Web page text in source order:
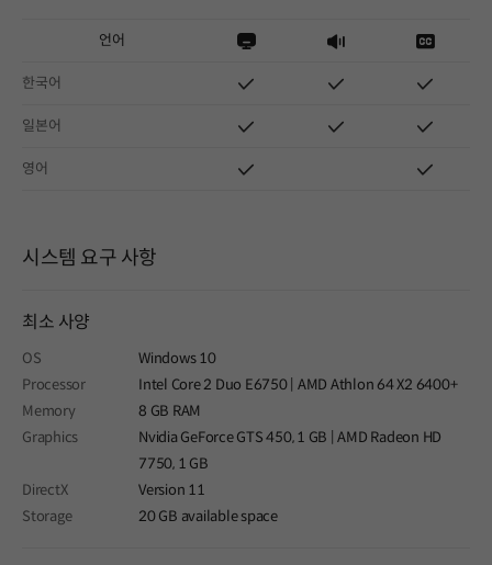
언어
한국어
일본어
영어
시스템 요구 사항
최소 사양
OS
Windows 10
Processor
Intel Core 2 Duo E6750 | AMD Athlon 64 X2 6400+
Memory
8 GB RAM
Graphics
Nvidia GeForce GTS 450, 1 GB | AMD Radeon HD
7750, 1 GB
DirectX
Version 11
Storage
20 GB available space